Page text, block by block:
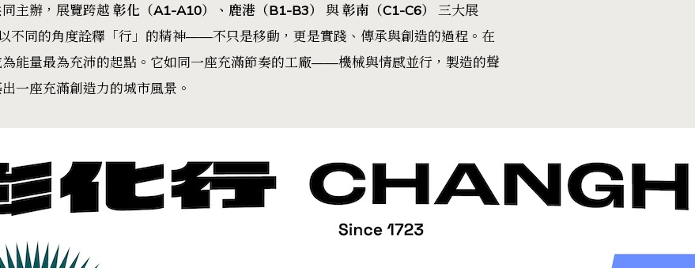
主辦，展覽跨越 彰化（A1-A10）、 鹿港（B1-B3） 與彰南（C1-C6）
三大展
不同的角度詮釋「行」的精神——不只是移動，更是實踐、傳承與創造的過程。在
能量最為充沛的起點。它如同一座充滿節奏的工廠——機械與情感並行，製造的聲
一座充滿創造力的城市風景。